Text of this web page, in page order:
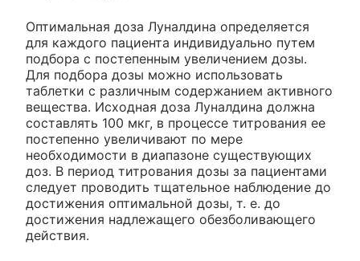
Оптимальная доза Луналдина определяется
для каждого пациента индивидуально путем
подбора с постепенным увеличением дозы.
Для подбора дозы можно использовать
таблетки с различным содержанием активного
вещества. Исходная доза Луналдина должна
составлять 100 мкг, в процессе титрования ее
постепенно увеличивают по мере
необходимости в диапазоне существующих
доз. В период титрования дозы за пациентами
следует проводить тщательное наблюдение до
достижения оптимальной дозы, т. е. до
достижения надлежащего обезболивающего
действия.